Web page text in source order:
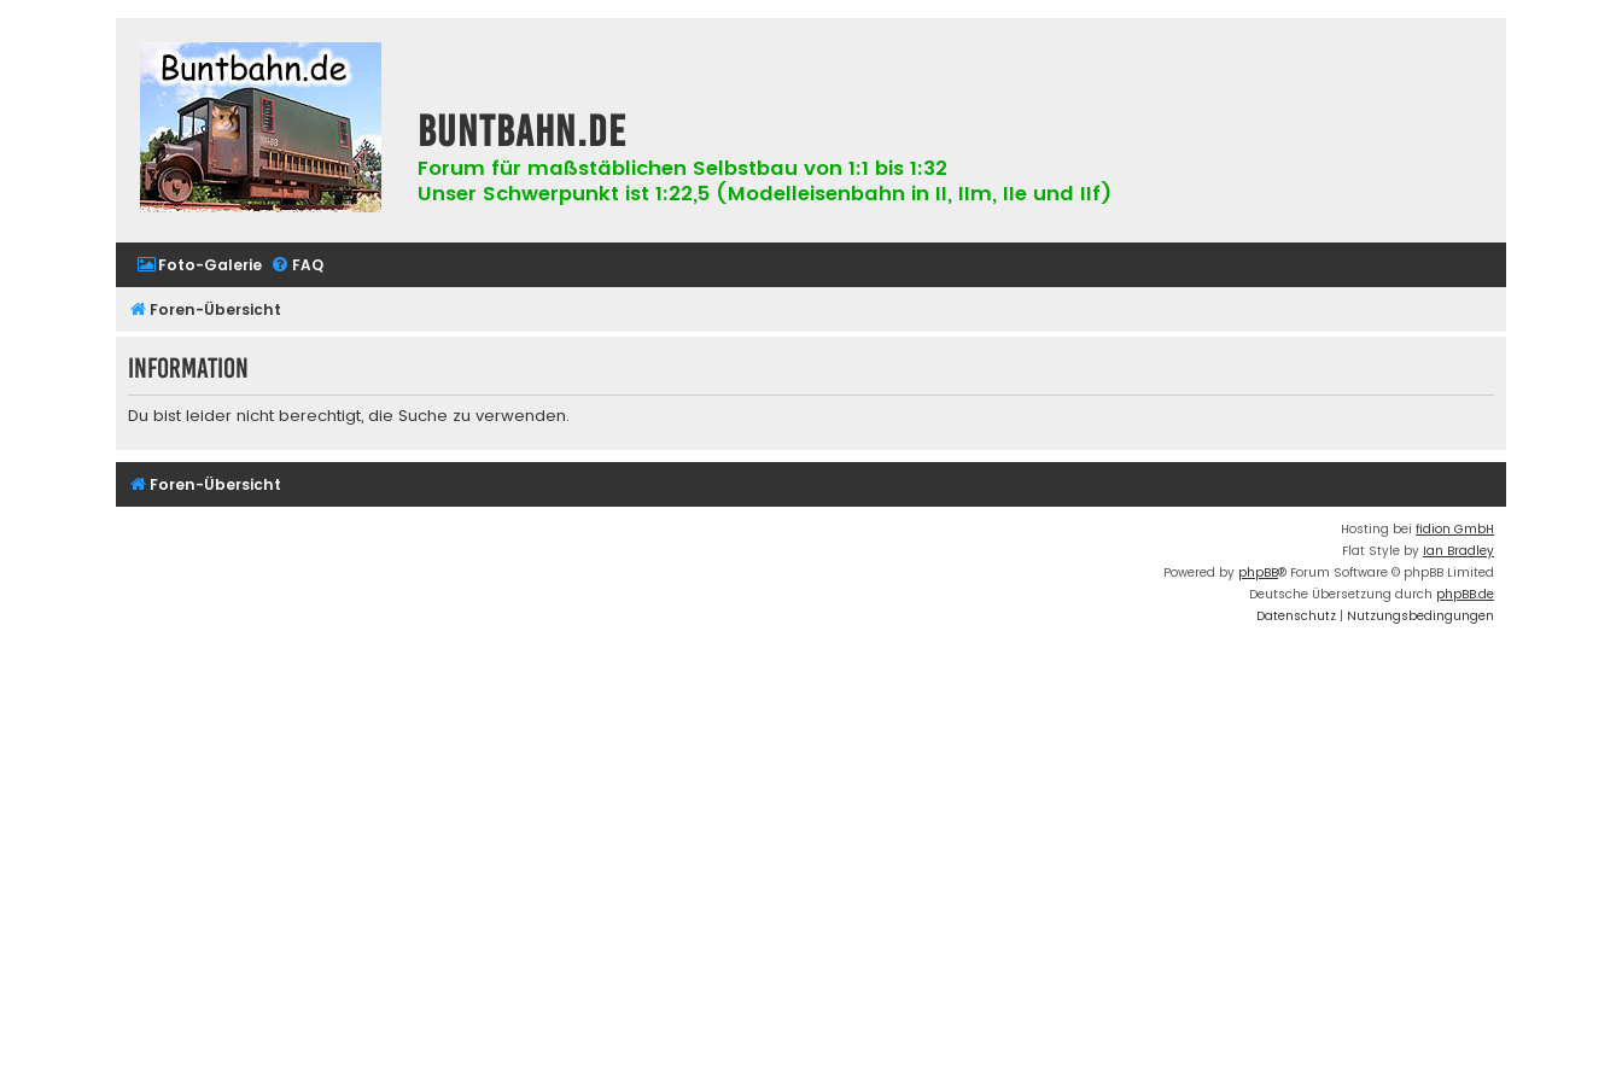
buntbahn.de
Forum für maßstäblichen Selbstbau von 1:1 bis 1:32
Unser Schwerpunkt ist 1:22,5 (Modelleisenbahn in II, IIm, IIe und IIf)
Foto-Galerie FAQ
Foren-Übersicht
Information
Du bist leider nicht berechtigt, die Suche zu verwenden.
Foren-Übersicht
Hosting bei fidion GmbH
Flat Style by Ian Bradley
Powered by phpBB® Forum Software © phpBB Limited
Deutsche Übersetzung durch phpBB.de
Datenschutz | Nutzungsbedingungen